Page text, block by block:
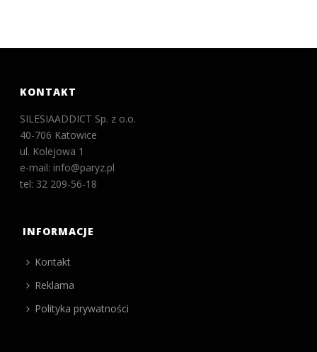
KONTAKT
SILESIAADDICT Sp. z o.o.
40-706 Katowice
ul. Kolejowa 1
e-mail: info@paryz.pl
tel: 32 209-56-18
INFORMACJE
Kontakt
Reklama
Polityka prywatności